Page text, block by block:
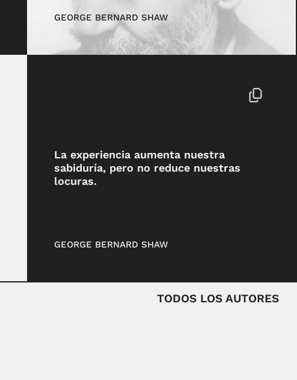
GEORGE BERNARD SHAW
La experiencia aumenta nuestra
sabiduría, pero no reduce nuestras
locuras.
GEORGE BERNARD SHAW
TODOS LOS AUTORES